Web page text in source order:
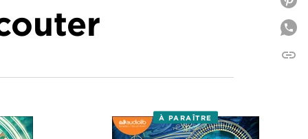
À PARAÎTRE
link